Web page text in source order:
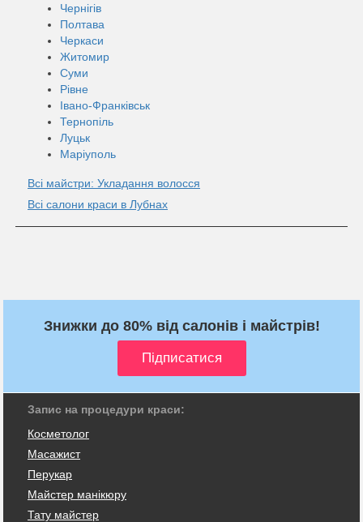
Чернігів
Полтава
Черкаси
Житомир
Суми
Рівне
Івано-Франківськ
Тернопіль
Луцьк
Маріуполь
Всі майстри: Укладання волосся
Всі салони краси в Лубнах
Знижки до 80% від салонів і майстрів!
Запис на процедури краси:
Косметолог
Масажист
Перукар
Майстер манікюру
Тату майстер